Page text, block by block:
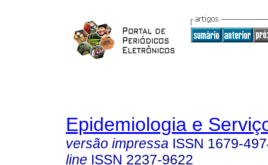
Epidemiologia e
versão impressa ISSN 1679-
line ISSN 2237-9622